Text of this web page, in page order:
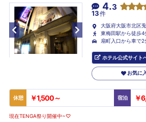
4.3
13件
大阪府大阪市北区
東梅田駅から徒歩4
扇町入口から車で2
ホテル公式サイト
お気に
休憩 ￥1,500～ 宿泊 ￥
現在TENGA祭り開催中~♡